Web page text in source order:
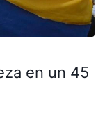
en un 45